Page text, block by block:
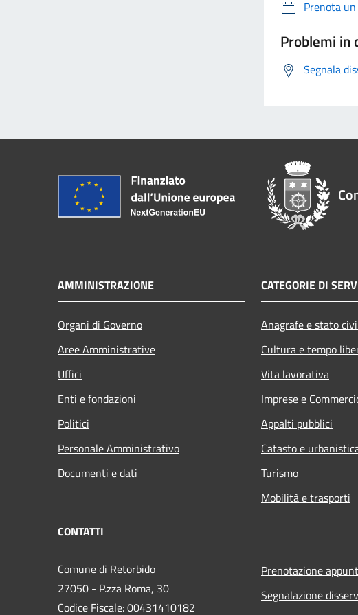
Prenota
Problemi in
Segnala
AMMINISTRAZIONE
Organi di Governo
Aree Amministrative
Uffici
Enti e fondazioni
Politici
Personale Amministrativo
Documenti e dati
CATEGORIE DI
Anagrafe e stato
Cultura e tempo
Vita lavorativa
Imprese e
Appalti pubblici
Catasto e
Turismo
Mobilità e trasporti
CONTATTI
Comune di Retorbido
27050 - P.zza Roma, 30
Codice Fiscale: 00431410182
Prenotazione
Segnalazione